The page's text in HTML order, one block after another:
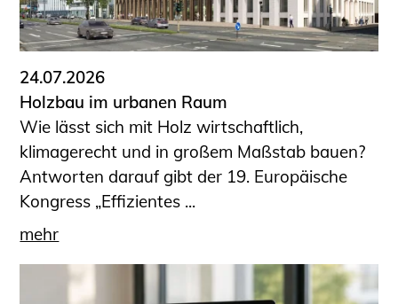
24.07.2026
Holzbau im urbanen Raum
Wie lässt sich mit Holz wirtschaftlich,
klimagerecht und in großem Maßstab bauen?
Antworten darauf gibt der 19. Europäische
Kongress „Effizientes ...
mehr